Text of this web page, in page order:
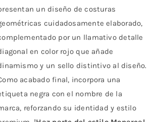
un diseño de costuras
cuidadosamente elaborado,
por un llamativo detalle
en color rojo que añade
y un sello distintivo al diseño.
acabado final, incorpora una
negra con el nombre de la
reforzando su identidad y estilo